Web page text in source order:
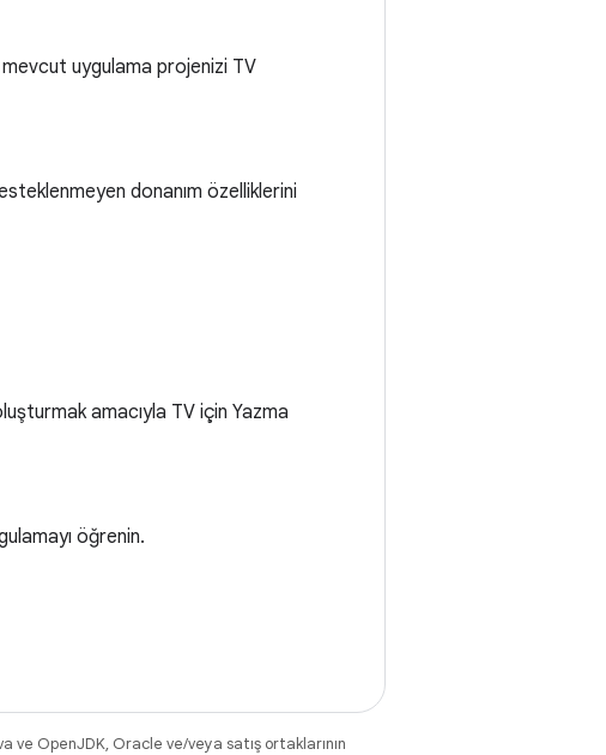
uygulama projenizi TV
donanım özelliklerini
amacıyla TV için Yazma
öğrenin.
ve OpenJDK, Oracle ve/veya satış ortaklarının